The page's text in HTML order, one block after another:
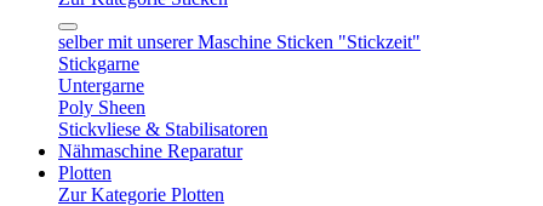
selber mit unserer Maschine Sticken "Stickzeit"
Stickgarne
Untergarne
Poly Sheen
Stickvliese & Stabilisatoren
Nähmaschine Reparatur
Plotten
Zur Kategorie Plotten